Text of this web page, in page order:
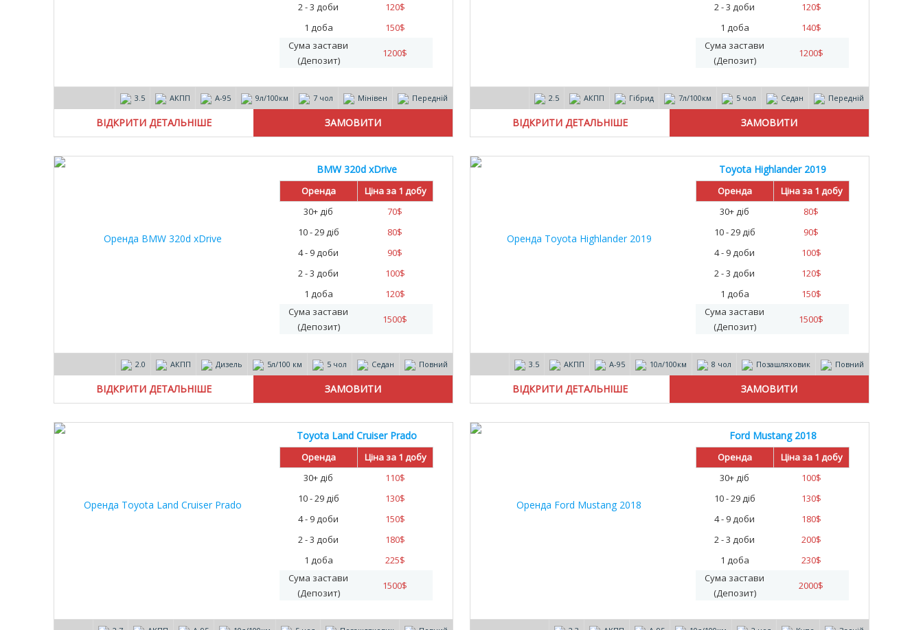
2 - 3 доби
120$
1 доба
150$
Сума застави
(Депозит)
1200$
3.5 АКПП А-95 9л/100км 7 чол Мінівен Передній
ВІДКРИТИ ДЕТАЛЬНІШЕ
2 - 3 доби
120$
1 доба
140$
Сума застави
(Депозит)
1200$
2.5 АКПП Гібрид 7л/100км 5 чол Седан Передній
ВІДКРИТИ ДЕТАЛЬНІШЕ
BMW 320d xDrive
Оренда
Ціна за 1 добу
30+ діб
70$
10 - 29 діб
80$
4 - 9 доби
90$
2 - 3 доби
100$
1 доба
120$
Сума застави
(Депозит)
1500$
2.0 АКПП Дизель 5л/100 км 5 чол Седан Повний
ВІДКРИТИ ДЕТАЛЬНІШЕ
Toyota Highlander 2019
Оренда
Ціна за 1 добу
30+ діб
80$
10 - 29 діб
90$
4 - 9 доби
100$
2 - 3 доби
120$
1 доба
150$
Сума застави
(Депозит)
1500$
3.5 АКПП А-95 10л/100км 8 чол Позашляховик Повний
ВІДКРИТИ ДЕТАЛЬНІШЕ
Toyota Land Cruiser Prado
Оренда
Ціна за 1 добу
30+ діб
110$
10 - 29 діб
130$
4 - 9 доби
150$
2 - 3 доби
180$
1 доба
225$
Сума застави
(Депозит)
1500$
Ford Mustang 2018
Оренда
Ціна за 1 добу
30+ діб
100$
10 - 29 діб
130$
4 - 9 доби
180$
2 - 3 доби
200$
1 доба
230$
Сума застави
(Депозит)
2000$